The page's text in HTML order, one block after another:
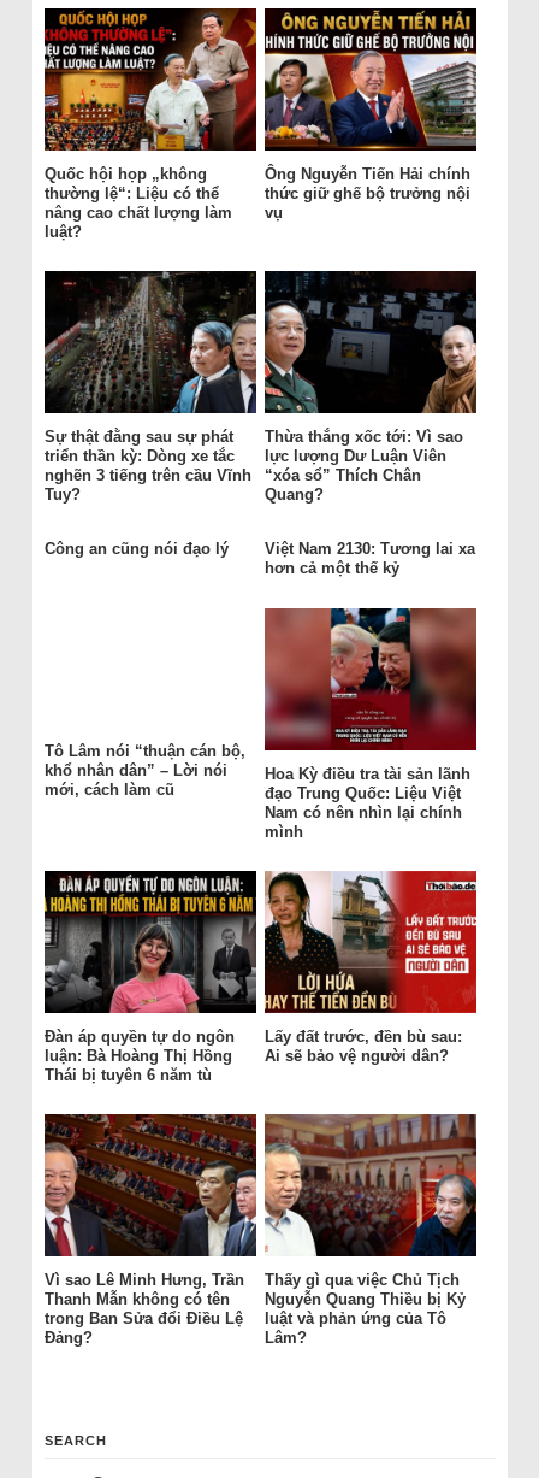
Quốc hội họp „không
thường lệ“: Liệu có thể
nâng cao chất lượng làm
luật?
Ông Nguyễn Tiến Hải chính
thức giữ ghế bộ trưởng nội
vụ
Sự thật đằng sau sự phát
triển thần kỳ: Dòng xe tắc
nghẽn 3 tiếng trên cầu Vĩnh
Tuy?
Thừa thắng xốc tới: Vì sao
lực lượng Dư Luận Viên
“xóa sổ” Thích Chân
Quang?
Công an cũng nói đạo lý
Việt Nam 2130: Tương lai xa
hơn cả một thế kỷ
Tô Lâm nói “thuận cán bộ,
khổ nhân dân” – Lời nói
mới, cách làm cũ
Hoa Kỳ điều tra tài sản lãnh
đạo Trung Quốc: Liệu Việt
Nam có nên nhìn lại chính
mình
Đàn áp quyền tự do ngôn
luận: Bà Hoàng Thị Hồng
Thái bị tuyên 6 năm tù
Lấy đất trước, đền bù sau:
Ai sẽ bảo vệ người dân?
Vì sao Lê Minh Hưng, Trần
Thanh Mẫn không có tên
trong Ban Sửa đổi Điều Lệ
Đảng?
Thấy gì qua việc Chủ Tịch
Nguyễn Quang Thiều bị Kỷ
luật và phản ứng của Tô
Lâm?
SEARCH